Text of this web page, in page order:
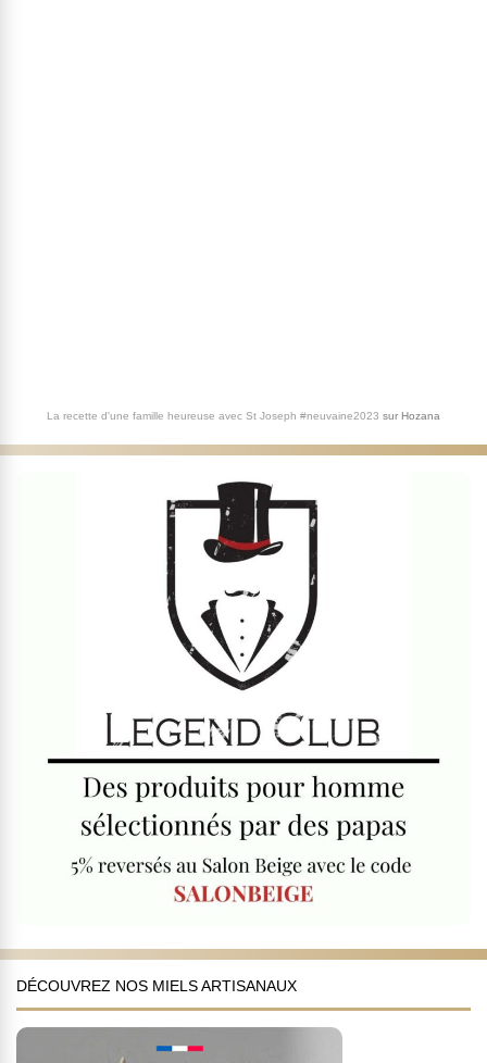
La recette d'une famille heureuse avec St Joseph #neuvaine2023 sur Hozana
DÉCOUVREZ NOS MIELS ARTISANAUX